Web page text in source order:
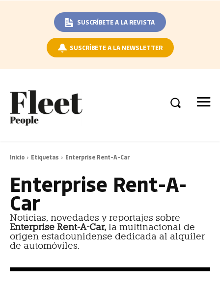
SUSCRÍBETE A LA REVISTA
SUSCRÍBETE A LA NEWSLETTER
Inicio Etiquetas Enterprise Rent-A-Car
Enterprise Rent-A-
Car
Noticias, novedades y reportajes sobre
Enterprise Rent-A-Car, la multinacional de
origen estadounidense dedicada al alquiler
de automóviles.